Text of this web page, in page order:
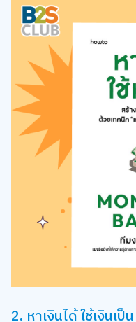
2. หาเงินได้ ใช้เงินเป็น